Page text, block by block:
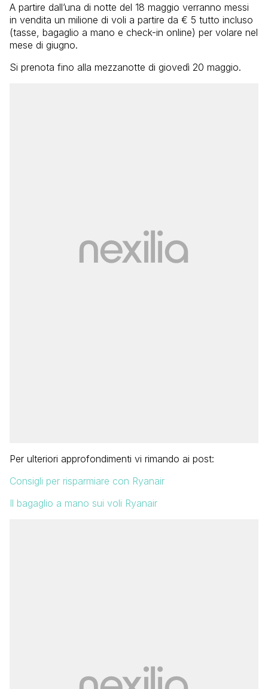
A partire dall’una di notte del 18 maggio verranno messi
in vendita un milione di voli a partire da € 5 tutto incluso
(tasse, bagaglio a mano e check-in online) per volare nel
mese di giugno.
Si prenota fino alla mezzanotte di giovedì 20 maggio.
Per ulteriori approfondimenti vi rimando ai post:
Consigli per risparmiare con Ryanair
Il bagaglio a mano sui voli Ryanair